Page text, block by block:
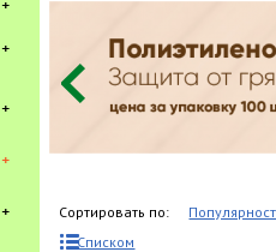
Сортировать по:
Списком